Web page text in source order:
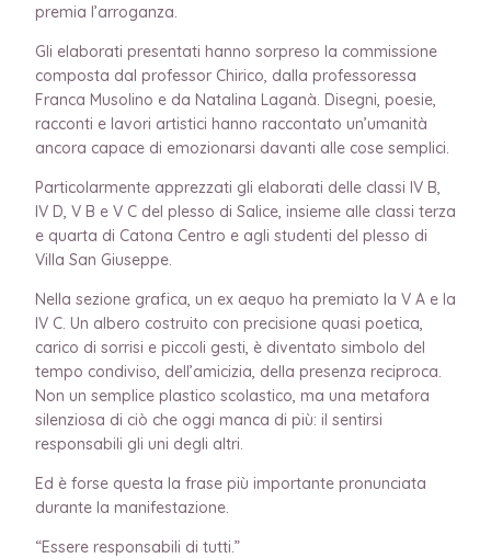
premia l’arroganza.
Gli elaborati presentati hanno sorpreso la commissione
composta dal professor Chirico, dalla professoressa
Franca Musolino e da Natalina Laganà. Disegni, poesie,
racconti e lavori artistici hanno raccontato un’umanità
ancora capace di emozionarsi davanti alle cose semplici.
Particolarmente apprezzati gli elaborati delle classi IV B,
IV D, V B e V C del plesso di Salice, insieme alle classi terza
e quarta di Catona Centro e agli studenti del plesso di
Villa San Giuseppe.
Nella sezione grafica, un ex aequo ha premiato la V A e la
IV C. Un albero costruito con precisione quasi poetica,
carico di sorrisi e piccoli gesti, è diventato simbolo del
tempo condiviso, dell’amicizia, della presenza reciproca.
Non un semplice plastico scolastico, ma una metafora
silenziosa di ciò che oggi manca di più: il sentirsi
responsabili gli uni degli altri.
Ed è forse questa la frase più importante pronunciata
durante la manifestazione.
“Essere responsabili di tutti.”